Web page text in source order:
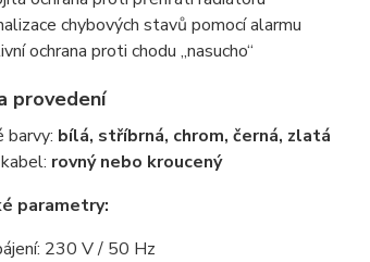
chybových stavů pomocí alarmu
ochrana proti chodu „nasucho“
provedení
barvy: bílá, stříbrná, chrom, černá, zlatá
rovný nebo kroucený
parametry:
230 V / 50 Hz